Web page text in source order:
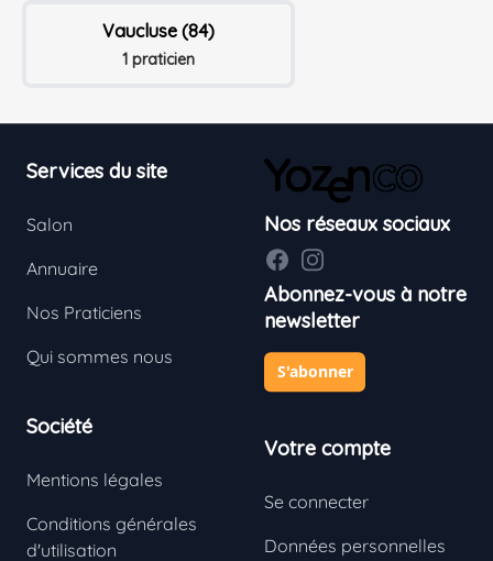
Vaucluse (84)
1 praticien
Services du site
Salon
Annuaire
Nos Praticiens
Qui sommes nous
Société
Mentions légales
Conditions générales
d'utilisation
Nos réseaux sociaux
FacebookInstagram
Abonnez-vous à notre
newsletter
S'abonner
Votre compte
Se connecter
Données personnelles